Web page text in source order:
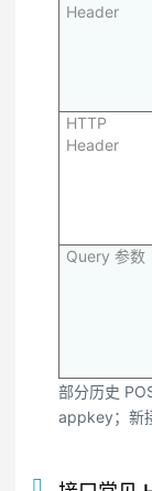
Header
HTTP
Header
Query 参数
部分历史
appkey；新